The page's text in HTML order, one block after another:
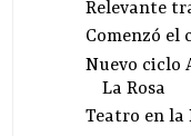
Relevante
Comenzó el
Nuevo ciclo
La Rosa
Teatro en la